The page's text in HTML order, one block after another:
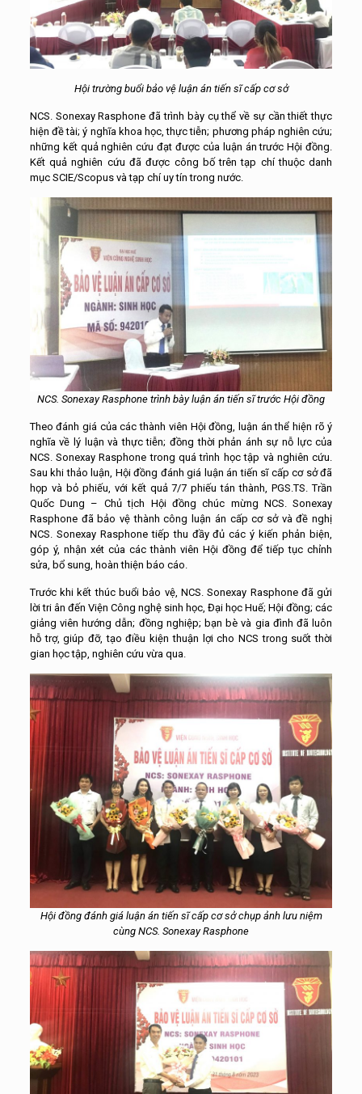
Hội trường buổi bảo vệ luận án tiến sĩ cấp cơ sở
NCS. Sonexay Rasphone đã trình bày cụ thể về sự cần thiết thực
hiện đề tài; ý nghĩa khoa học, thực tiễn; phương pháp nghiên cứu;
những kết quả nghiên cứu đạt được của luận án trước Hội đồng.
Kết quả nghiên cứu đã được công bố trên tạp chí thuộc danh
mục SCIE/Scopus và tạp chí uy tín trong nước.
NCS. Sonexay Rasphone trình bày luận án tiến sĩ trước Hội đồng
Theo đánh giá của các thành viên Hội đồng, luận án thể hiện rõ ý
nghĩa về lý luận và thực tiễn; đồng thời phản ánh sự nỗ lực của
NCS. Sonexay Rasphone trong quá trình học tập và nghiên cứu.
Sau khi thảo luận, Hội đồng đánh giá luận án tiến sĩ cấp cơ sở đã
họp và bỏ phiếu, với kết quả 7/7 phiếu tán thành, PGS.TS. Trần
Quốc Dung – Chủ tịch Hội đồng chúc mừng NCS. Sonexay
Rasphone đã bảo vệ thành công luận án cấp cơ sở và đề nghị
NCS. Sonexay Rasphone tiếp thu đầy đủ các ý kiến phản biện,
góp ý, nhận xét của các thành viên Hội đồng để tiếp tục chỉnh
sửa, bổ sung, hoàn thiện báo cáo.
Trước khi kết thúc buổi bảo vệ, NCS. Sonexay Rasphone đã gửi
lời tri ân đến Viện Công nghệ sinh học, Đại học Huế; Hội đồng; các
giảng viên hướng dẫn; đồng nghiệp; bạn bè và gia đình đã luôn
hỗ trợ, giúp đỡ, tạo điều kiện thuận lợi cho NCS trong suốt thời
gian học tập, nghiên cứu vừa qua.
Hội đồng đánh giá luận án tiến sĩ cấp cơ sở chụp ảnh lưu niệm
cùng NCS. Sonexay Rasphone